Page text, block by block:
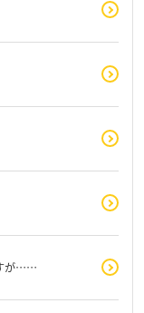
が……